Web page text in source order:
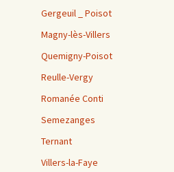
Gergeuil _ Poisot
Magny-lès-Villers
Quemigny-Poisot
Reulle-Vergy
Romanée Conti
Semezanges
Ternant
Villers-la-Faye